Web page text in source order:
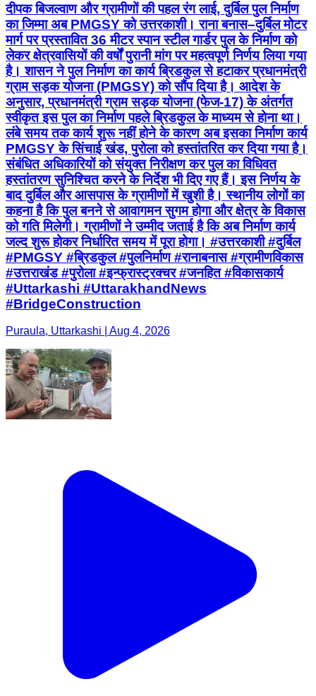
दीपक बिजल्वाण और ग्रामीणों की पहल रंग लाई, दुर्बिल पुल निर्माण
का जिम्मा अब PMGSY को उत्तरकाशी। राना बनास–दुर्बिल मोटर
मार्ग पर प्रस्तावित 36 मीटर स्पान स्टील गार्डर पुल के निर्माण को
लेकर क्षेत्रवासियों की वर्षों पुरानी मांग पर महत्वपूर्ण निर्णय लिया गया
है। शासन ने पुल निर्माण का कार्य ब्रिडकुल से हटाकर प्रधानमंत्री
ग्राम सड़क योजना (PMGSY) को सौंप दिया है। आदेश के
अनुसार, प्रधानमंत्री ग्राम सड़क योजना (फेज-17) के अंतर्गत
स्वीकृत इस पुल का निर्माण पहले ब्रिडकुल के माध्यम से होना था।
लंबे समय तक कार्य शुरू नहीं होने के कारण अब इसका निर्माण कार्य
PMGSY के सिंचाई खंड, पुरोला को हस्तांतरित कर दिया गया है।
संबंधित अधिकारियों को संयुक्त निरीक्षण कर पुल का विधिवत
हस्तांतरण सुनिश्चित करने के निर्देश भी दिए गए हैं। इस निर्णय के
बाद दुर्बिल और आसपास के ग्रामीणों में खुशी है। स्थानीय लोगों का
कहना है कि पुल बनने से आवागमन सुगम होगा और क्षेत्र के विकास
को गति मिलेगी। ग्रामीणों ने उम्मीद जताई है कि अब निर्माण कार्य
जल्द शुरू होकर निर्धारित समय में पूरा होगा। #उत्तरकाशी #दुर्बिल
#PMGSY #ब्रिडकुल #पुलनिर्माण #रानाबनास #ग्रामीणविकास
#उत्तराखंड #पुरोला #इन्फ्रास्ट्रक्चर #जनहित #विकासकार्य
#Uttarkashi #UttarakhandNews
#BridgeConstruction
Puraula, Uttarkashi | Aug 4, 2026